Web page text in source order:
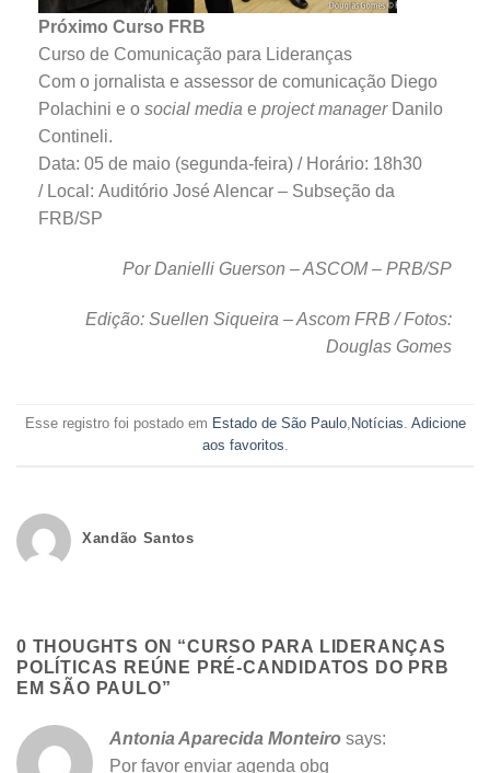
Próximo Curso FRB
Curso de Comunicação para Lideranças
Com o jornalista e assessor de comunicação Diego
Polachini e o social media e project managerDanilo
Contineli.
Data: 05 de maio (segunda-feira) / Horário: 18h30
/ Local: Auditório José Alencar – Subseção da
FRB/SP
Por Danielli Guerson – ASCOM – PRB/SP
Edição: Suellen Siqueira – Ascom FRB / Fotos:
Douglas Gomes
Esse registro foi postado em Estado de São Paulo, Notícias Adicione
aos favoritos
Xandão Santos
0 THOUGHTS ON “CURSO PARA LIDERANÇAS
POLÍTICAS REÚNE PRÉ-CANDIDATOS DO PRB
EM SÃO PAULO”
Antonia Aparecida Monteiro says:
Por favor enviar agenda obg